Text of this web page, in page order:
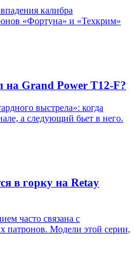
калибра
«Фортуна» и «Техкрим»
на Grand Power T12-F?
выстрела»: когда
а следующий бьет в него.
в горку на Retay
часто связана с
патронов. Модели этой серии,